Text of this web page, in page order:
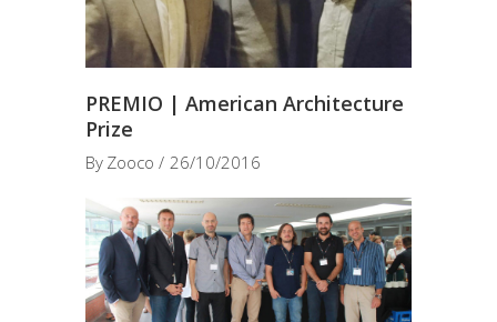
PREMIO | American Architecture
Prize
By Zooco 26/10/2016